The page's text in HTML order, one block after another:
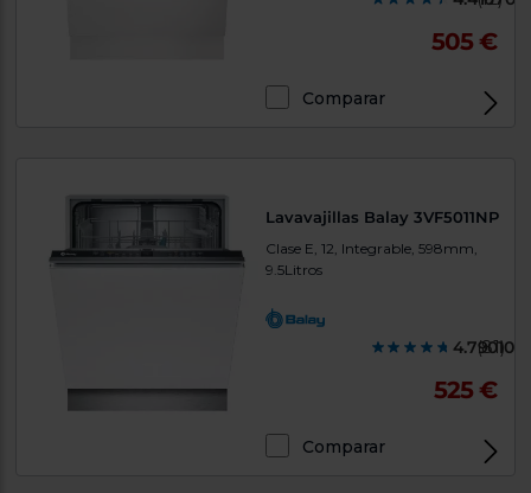
505 €
Comparar
Lavavajillas Balay 3VF5011NP
Clase E, 12, Integrable, 598mm,
9.5Litros
(81)
525 €
Comparar